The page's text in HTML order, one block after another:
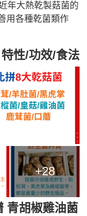
年大熱乾製菇菌的
用各種乾菌類作
性/功效/食法
+28
青胡椒雞油菌